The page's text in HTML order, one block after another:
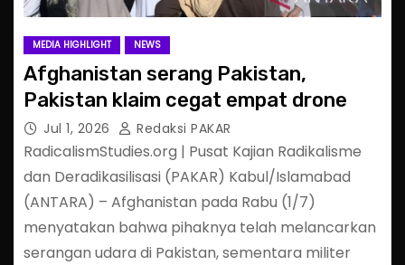
MEDIA HIGHLIGHT NEWS
Afghanistan serang Pakistan,
Pakistan klaim cegat empat drone
Jul 1, 2026 Redaksi PAKAR
RadicalismStudies.org | Pusat Kajian Radikalisme
dan Deradikasilisasi (PAKAR) Kabul/Islamabad
(ANTARA) – Afghanistan pada Rabu (1/7)
menyatakan bahwa pihaknya telah melancarkan
serangan udara di Pakistan, sementara militer